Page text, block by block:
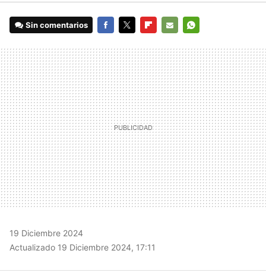
Sin comentarios
MAIL
19 Diciembre 2024
Actualizado 19 Diciembre 2024, 17:11